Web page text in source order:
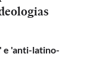
e 'anti-latino-